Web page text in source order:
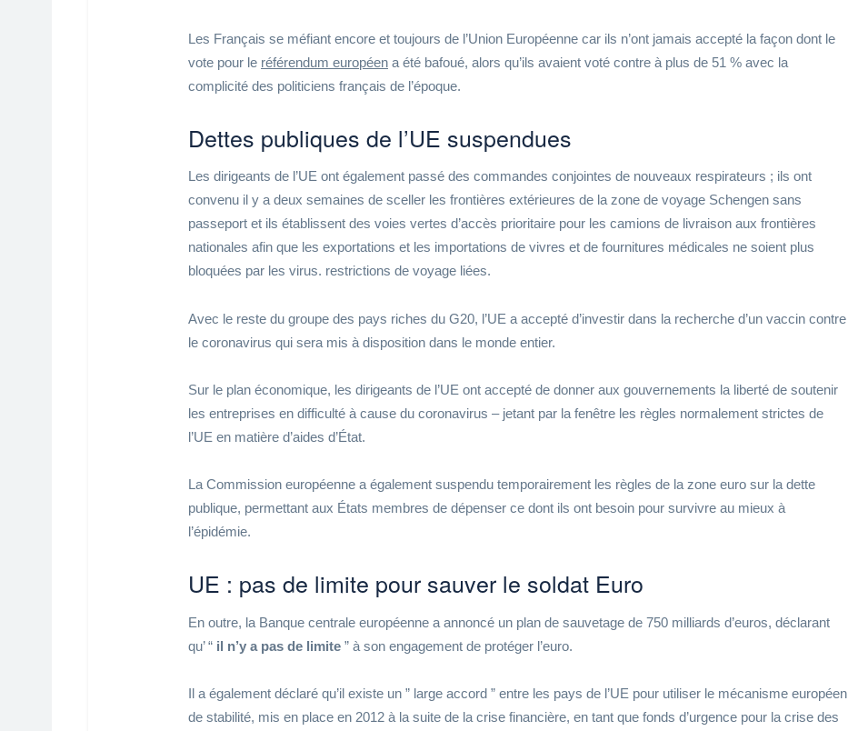
Les Français se méfiant encore et toujours de l’Union Européenne car ils n’ont jamais accepté la façon dont le
vote pour le référendum européen a été bafoué, alors qu’ils avaient voté contre à plus de 51 % avec la
complicité des politiciens français de l’époque.
Dettes publiques de l’UE suspendues
Les dirigeants de l’UE ont également passé des commandes conjointes de nouveaux respirateurs ; ils ont
convenu il y a deux semaines de sceller les frontières extérieures de la zone de voyage Schengen sans
passeport et ils établissent des voies vertes d’accès prioritaire pour les camions de livraison aux frontières
nationales afin que les exportations et les importations de vivres et de fournitures médicales ne soient plus
bloquées par les virus. restrictions de voyage liées.
Avec le reste du groupe des pays riches du G20, l’UE a accepté d’investir dans la recherche d’un vaccin contre
le coronavirus qui sera mis à disposition dans le monde entier.
Sur le plan économique, les dirigeants de l’UE ont accepté de donner aux gouvernements la liberté de soutenir
les entreprises en difficulté à cause du coronavirus – jetant par la fenêtre les règles normalement strictes de
l’UE en matière d’aides d’État.
La Commission européenne a également suspendu temporairement les règles de la zone euro sur la dette
publique, permettant aux États membres de dépenser ce dont ils ont besoin pour survivre au mieux à
l’épidémie.
UE : pas de limite pour sauver le soldat Euro
En outre, la Banque centrale européenne a annoncé un plan de sauvetage de 750 milliards d’euros, déclarant
qu’ “ il n’y a pas de limite ” à son engagement de protéger l’euro.
Il a également déclaré qu’il existe un ” large accord ” entre les pays de l’UE pour utiliser le mécanisme européen
de stabilité, mis en place en 2012 à la suite de la crise financière, en tant que fonds d’urgence pour la crise des